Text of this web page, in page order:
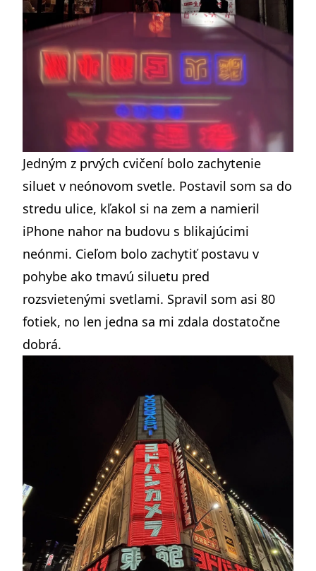
Jedným z prvých cvičení bolo zachytenie
siluet v neónovom svetle. Postavil som sa do
stredu ulice, kľakol si na zem a namieril
iPhone nahor na budovu s blikajúcimi
neónmi. Cieľom bolo zachytiť postavu v
pohybe ako tmavú siluetu pred
rozsvietenými svetlami. Spravil som asi 80
fotiek, no len jedna sa mi zdala dostatočne
dobrá.